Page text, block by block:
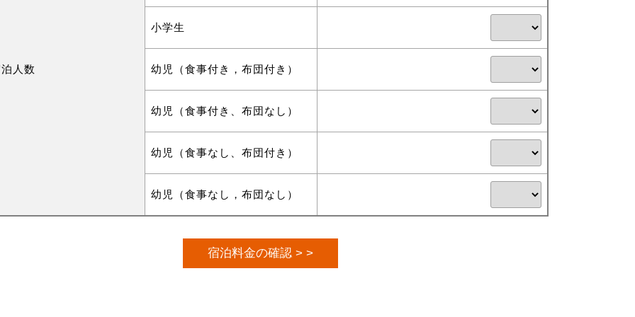
人数
小学生
幼児（食事付き，布団付き）
幼児（食事付き、布団なし）
幼児（食事なし、布団付き）
幼児（食事なし，布団なし）
宿泊料金の確認 > >